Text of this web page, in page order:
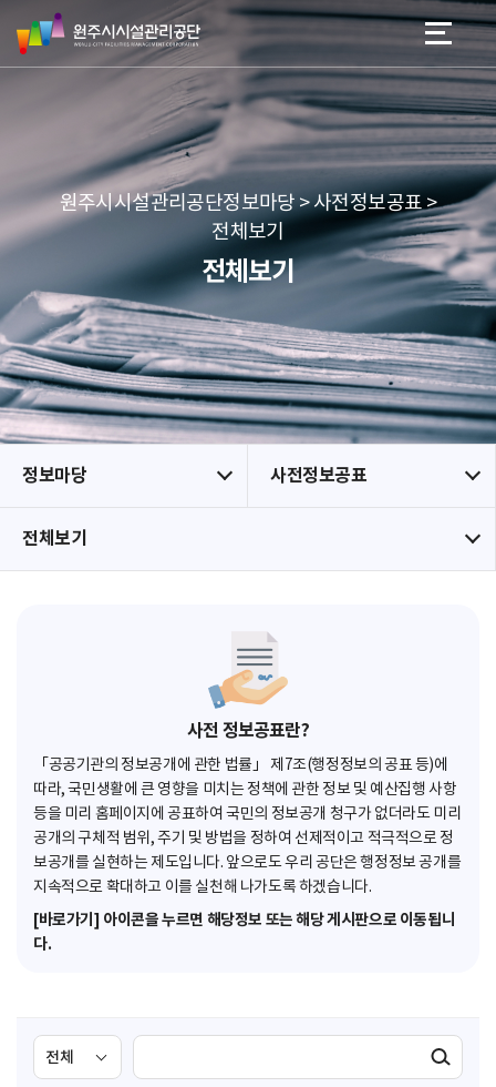
네
본문 바로가기
메뉴 바로가기
원
주
시
리
공
단
원주시시설관리공단정보마당 > 사전정보공표 >
전체보기
전체보기
정보마당 사전정보공표
전체보기
사전 정보공표란?
「공공기관의 정보공개에 관한 법률」 제7조(행정정보의 공표 등)에
따라, 국민생활에 큰 영향을 미치는 정책에 관한 정보 및 예산집행 사항
등을 미리 홈페이지에 공표하여 국민의 정보공개 청구가 없더라도 미리
공개의 구체적 범위, 주기 및 방법을 정하여 선제적이고 적극적으로 정
보공개를 실현하는 제도입니다. 앞으로도 우리 공단은 행정정보 공개를
지속적으로 확대하고 이를 실천해 나가도록 하겠습니다.
[바로가기] 아이콘을 누르면 해당정보 또는 해당 게시판으로 이동됩니
다.
검
색
색
검색실행